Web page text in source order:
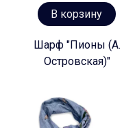
В корзину
Шарф "Пионы (А.
Островская)"